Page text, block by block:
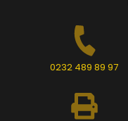
0232 489 89 97